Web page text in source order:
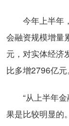
今年上半年，
会融资规模增量
元，对实体经济
比多增2796亿元
“从上半年金
果是比较明显的